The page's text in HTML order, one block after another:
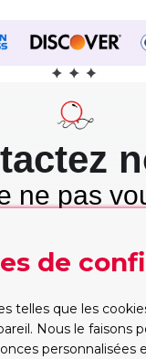
ne pas
vos
dès
de
telles que les
Nous le faisons
personnalisées